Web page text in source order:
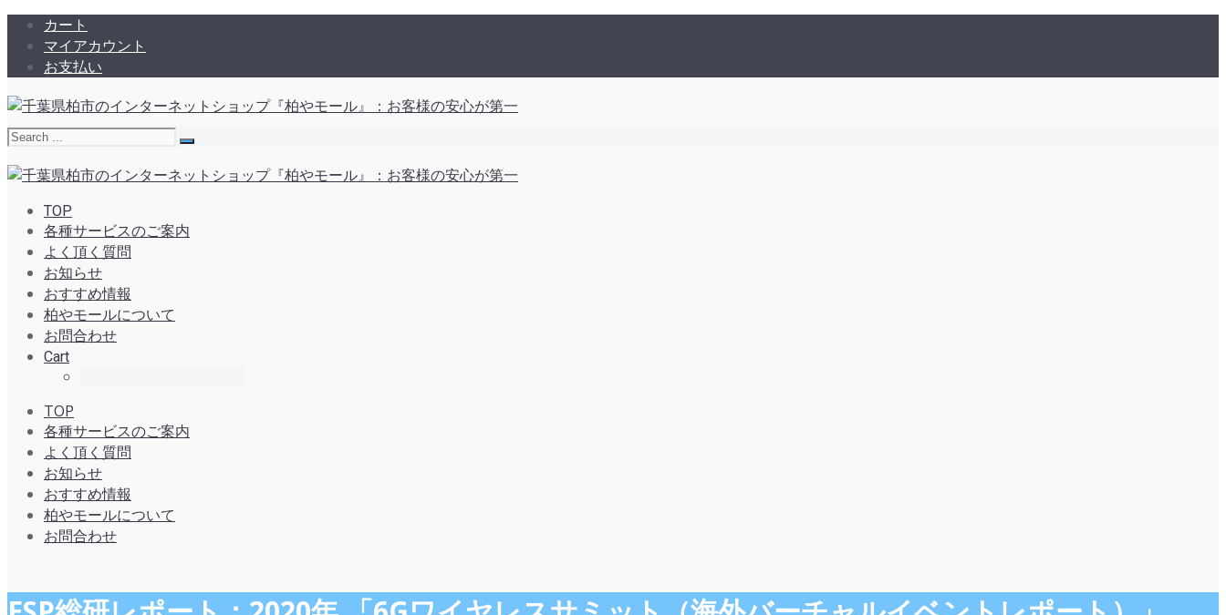
カート
マイアカウント
お支払い
TOP
各種サービスのご案内
よく頂く質問
お知らせ
おすすめ情報
柏やモールについて
お問合わせ
Cart
TOP
各種サービスのご案内
よく頂く質問
お知らせ
おすすめ情報
柏やモールについて
お問合わせ